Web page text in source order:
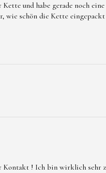
und habe gerade noch
wie schön die Kette
Kontakt ! Ich bin wirklich sehr